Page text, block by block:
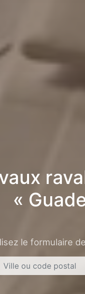
«
le formulaire